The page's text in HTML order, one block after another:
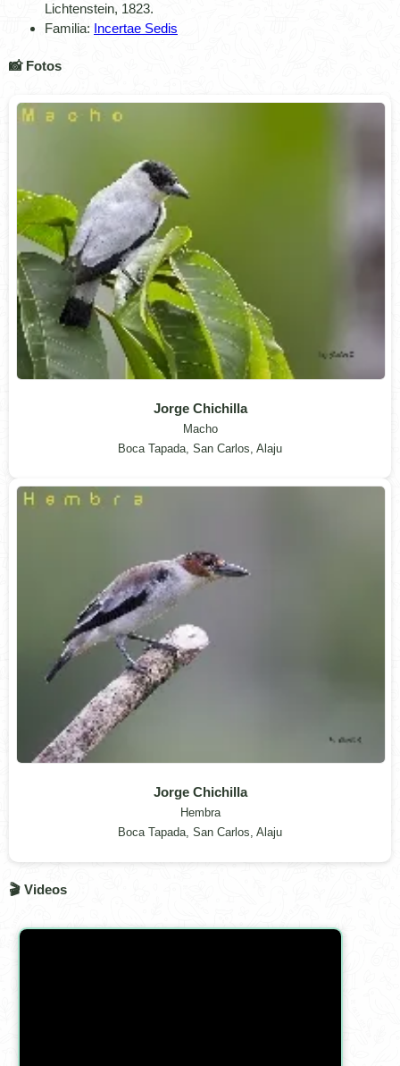
Lichtenstein, 1823.
Familia: Incertae Sedis
📸 Fotos
Jorge Chichilla
Macho
Boca Tapada, San Carlos, Alaju
Jorge Chichilla
Hembra
Boca Tapada, San Carlos, Alaju
🎬 Videos